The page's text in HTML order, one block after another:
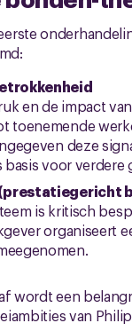
en de impact
toenemende
deze
basis voor verdere
is kritisch
organiseert
wordt een
van